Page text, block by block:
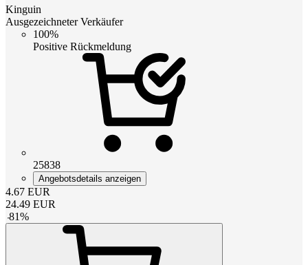
Kinguin
Ausgezeichneter Verkäufer
100%
Positive Rückmeldung
25838
Angebotsdetails anzeigen
4.67 EUR
24.49 EUR
-81%